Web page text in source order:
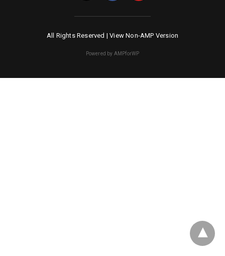
All Rights Reserved |View Non-AMP Version
Powered by AMPforWP